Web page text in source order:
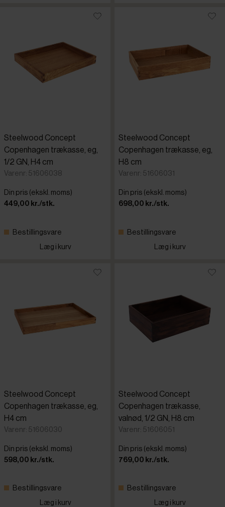
Steelwood Concept
Copenhagen trækasse, eg,
1/2 GN, H4 cm
Varenr: 51606038
Din pris (ekskl. moms)
449,00 kr./stk.
Bestillingsvare
Læg i kurv
Steelwood Concept
Copenhagen trækasse, eg,
H8 cm
Varenr: 51606031
Din pris (ekskl. moms)
698,00 kr./stk.
Bestillingsvare
Læg i kurv
Steelwood Concept
Copenhagen trækasse, eg,
H4 cm
Varenr: 51606030
Din pris (ekskl. moms)
598,00 kr./stk.
Bestillingsvare
Læg i kurv
Steelwood Concept
Copenhagen trækasse,
valnød, 1/2 GN, H8 cm
Varenr: 51606051
Din pris (ekskl. moms)
769,00 kr./stk.
Bestillingsvare
Læg i kurv